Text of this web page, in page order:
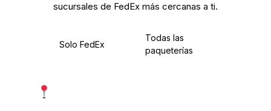
sucursales de FedEx más cercanas a ti.
Solo FedEx
Todas las
paqueterías